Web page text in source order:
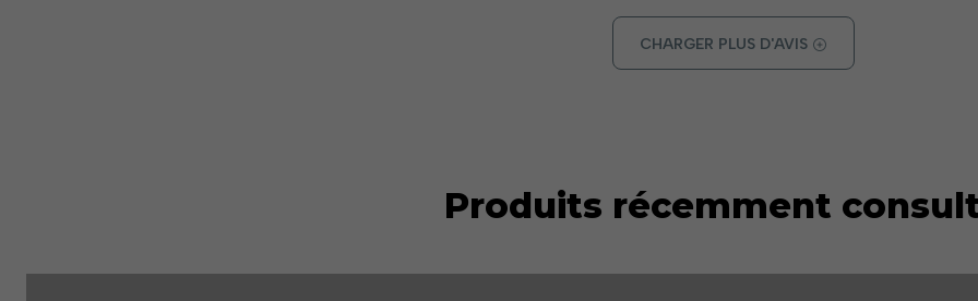
CHARGER PLUS D'AVIS
Produits récemment